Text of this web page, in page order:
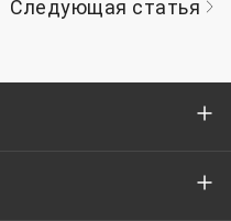
Следующая статья